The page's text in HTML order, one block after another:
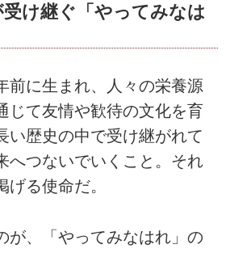
け継ぐ「やってみなは
前に生まれ、人々の栄養源
じて友情や歓待の文化を育
い歴史の中で受け継がれて
へつないでいくこと。それ
る使命だ。
が、「やってみなはれ」の